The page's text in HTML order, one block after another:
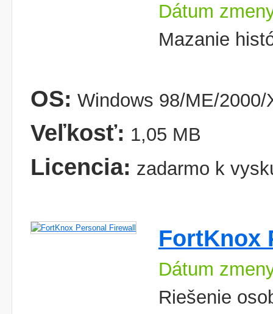
Dátum
Mazanie
OS: Windows 98/ME/
Veľkosť: 1,05 MB
Licencia: zadarmo k
FortKnox
Dátum
Riešenie